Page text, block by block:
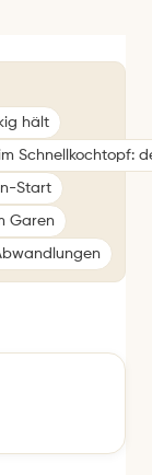
hält
Schnellkochtopf:
Start
Garen